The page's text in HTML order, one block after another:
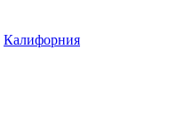
Калифорния